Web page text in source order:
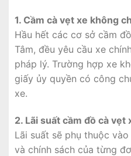
1. Cầm cà vẹt xe không
Hầu hết các cơ sở cầm
Tâm, đều yêu cầu xe
pháp lý. Trường hợp xe
giấy ủy quyền có công
xe.
2. Lãi suất cầm đồ cà vẹt
Lãi suất sẽ phụ thuộc
và chính sách của từng